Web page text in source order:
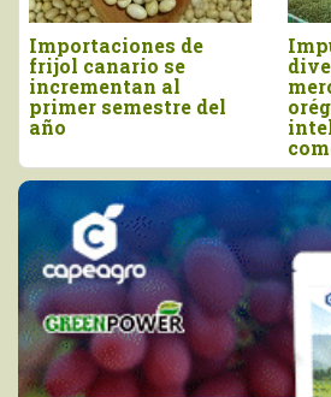
Impulsan la
diversificación de
mercados para el
orégano peruano con
inteligencia
más
y